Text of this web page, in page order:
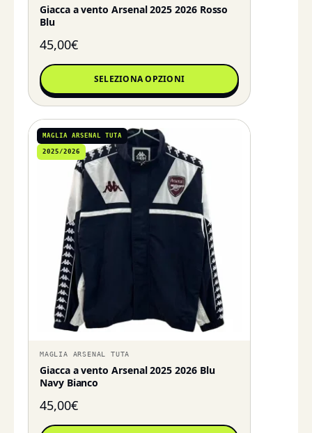
Giacca a vento Arsenal 2025 2026 Rosso
Blu
45,00€
SELEZIONA OPZIONI
MAGLIA ARSENAL TUTA
2025/2026
MAGLIA ARSENAL TUTA
Giacca a vento Arsenal 2025 2026 Blu
Navy Bianco
45,00€